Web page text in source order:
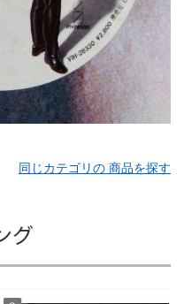
同じカテゴリの 商品を探す
グ